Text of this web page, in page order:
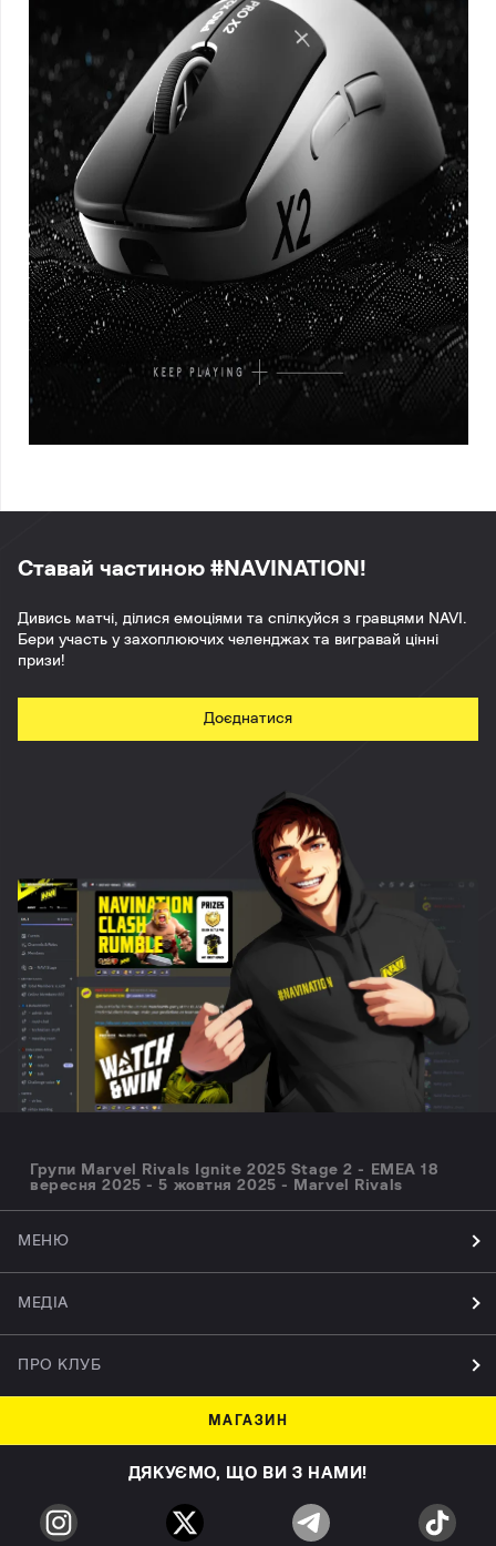
Ставай частиною #NAVINATION!
Дивись матчі, ділися емоціями та спілкуйся з гравцями NAVI.
Бери участь у захоплюючих челенджах та вигравай цінні
призи!
Доєднатися
Групи Marvel Rivals Ignite 2025 Stage 2 - EMEA 18
вересня 2025 - 5 жовтня 2025 - Marvel Rivals
МЕНЮ
МЕДІА
ПРО КЛУБ
МАГАЗИН
ДЯКУЄМО, ЩО ВИ З НАМИ!